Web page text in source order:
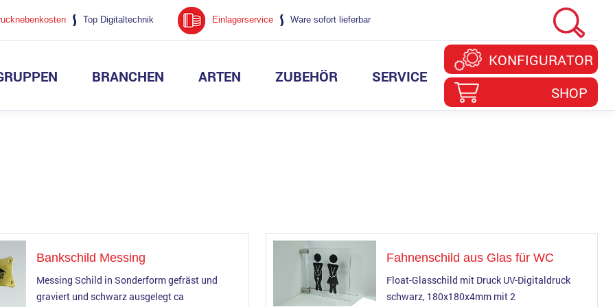
Top Digitaltechnik Einlagerservice Ware sofort lieferbar
BRANCHEN ARTEN ZUBEHÖR SERVICE
KONFIGURATOR
SHOP
Bankschild Messing
Messing Schild in Sonderform gefräst und
graviert und schwarz ausgelegt ca
Fahnenschild aus Glas für WC
Float-Glasschild mit Druck UV-Digitaldruck
schwarz, 180x180x4mm mit 2